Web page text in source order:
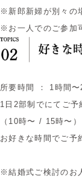
※新郎新婦が別々の
※お一人でのご参加
所要時間 ： 1時間〜
1日2部制でにてご予
（10時〜 / 15時〜）
お好きな時間でご予
※結婚式ご検討のお